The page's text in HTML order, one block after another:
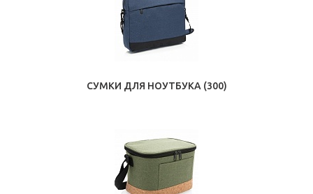
СУМКИ ДЛЯ НОУТБУКА (300)